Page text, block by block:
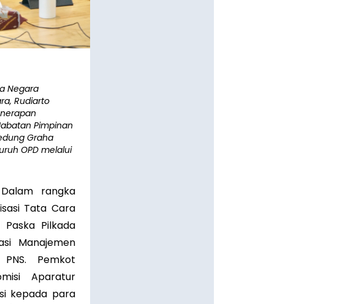
Negara
Rudiarto
Pimpinan
Graha
OPD melalui
Dalam rangka
Tata Cara
Pilkada
Manajemen
Pemkot
Aparatur
kepada para